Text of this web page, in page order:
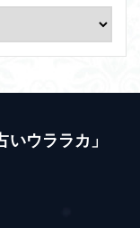
ウララカ」